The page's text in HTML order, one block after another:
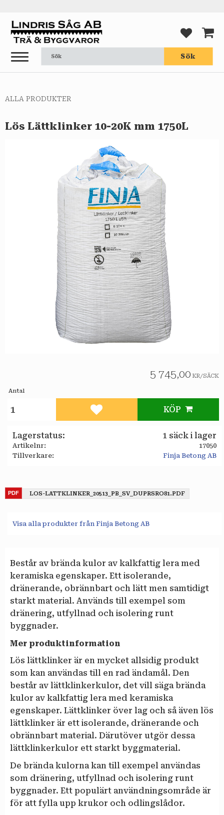
Meny
Sök
ALLA PRODUKTER
Lös Lättklinker 10-20K mm 1750L
5 745,00 KR/SÄCK
Antal
KÖP
Lägg till i favoriter
Lagerstatus 1 säck i lager
Artikelnr
17050
Tillverkare
Finja Betong AB
LOS-LATTKLINKER_20513_PB_SV_DUPRSRO81.PDF
Visa alla produkter från Finja Betong AB
Består av brända kulor av kalkfattig lera med
keramiska egenskaper. Ett isolerande,
dränerande, obrännbart och lätt men samtidigt
starkt material. Används till exempel som
dränering, utfyllnad och isolering runt
byggnader.
Mer produktinformation
Lös lättklinker är en mycket allsidig produkt
som kan användas till en rad ändamål. Den
består av lättklinkerkulor, det vill säga brända
kulor av kalkfattig lera med keramiska
egenskaper. Lättklinker över lag och så även lös
lättklinker är ett isolerande, dränerande och
obrännbart material. Därutöver utgör dessa
lättklinkerkulor ett starkt byggmaterial.
De brända kulorna kan till exempel användas
som dränering, utfyllnad och isolering runt
byggnader. Ett populärt användningsområde är
för att fylla upp krukor och odlingslådor.